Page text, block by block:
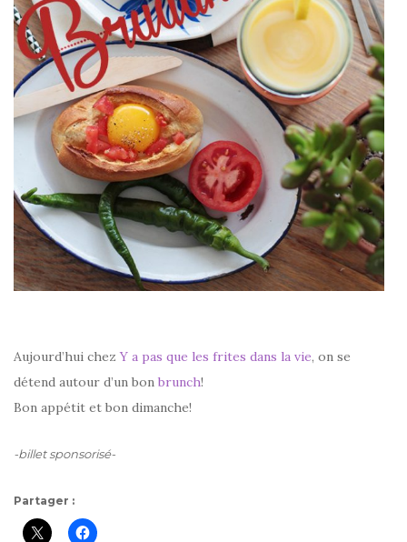
Aujourd’hui chezY a pas que les frites dans la vie, on se
détend autour d’un bon brunch!
Bon appétit et bon dimanche!
-billet sponsorisé-
Partager :